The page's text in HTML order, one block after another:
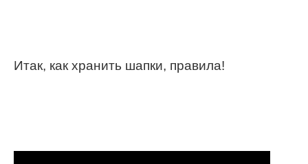
Итак, как хранить шапки, правила!